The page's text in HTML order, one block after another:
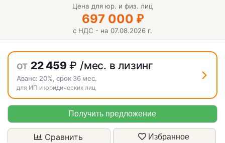
Цена для юр. и физ. лиц
697 000 ₽
с НДС - на 07.08.2026 г.
от 22 459₽ /мес. в лизинг
Аванс: 20% , срок 36мес.
для ИП и юридических лиц
Получить предложение
Сравнить Избранное